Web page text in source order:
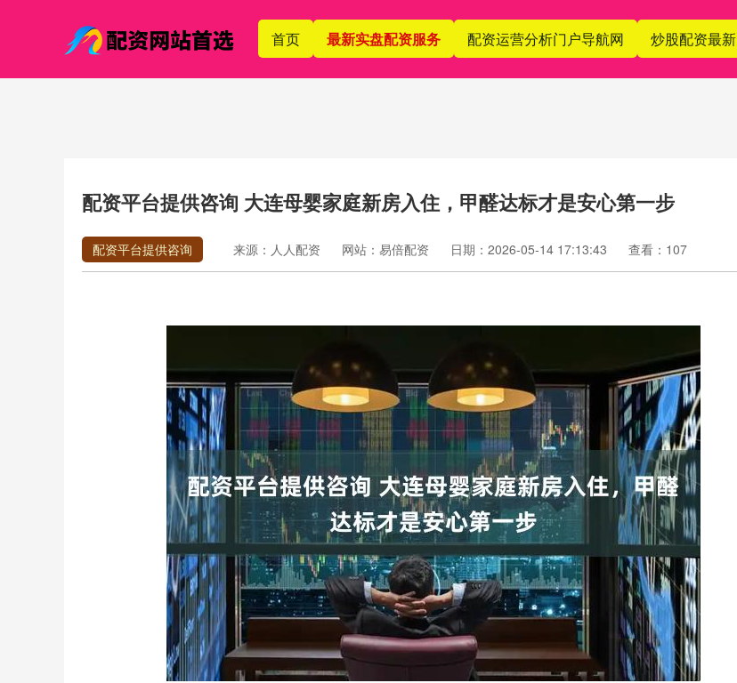
首页 最新实盘配资服务 配资运营分析门户导航网 炒股配资最新
配资平台提供咨询 大连母婴家庭新房入住，甲醛达标才是安心第一步
配资平台提供咨询 来源：人人配资 网站：易倍配资 日期：2026-05-14 17:13:43 查看：107